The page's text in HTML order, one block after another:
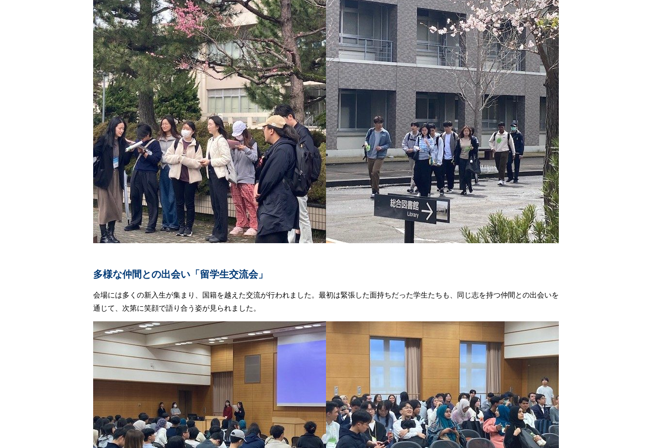
多様な仲間との出会い「留学生交流会」
会場には多くの新入生が集まり、国籍を越えた交流が行われました。最初は緊張した面持ちだった学生たちも、同じ志を持つ仲間との出会いを
通じて、次第に笑顔で語り合う姿が見られました。